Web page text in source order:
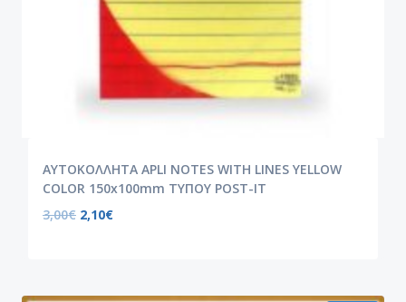
ΑΥΤΟΚΟΛΛΗΤΑ APLI NOTES WITH LINES YELLOW
COLOR 150x100mm ΤΥΠΟΥ POST-IT
3,00€ 2,10€